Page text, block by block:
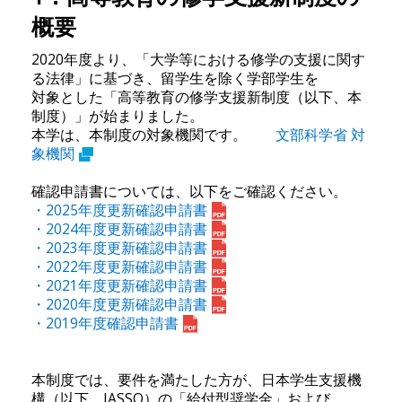
概要
2020年度より、「大学等における修学の支援に関す
る法律」に基づき、留学生を除く学部学生を
対象とした「高等教育の修学支援新制度（以下、本
制度）」が始まりました。
本学は、本制度の対象機関です。 文部科学省 対
象機関
確認申請書については、以下をご確認ください。
・2025年度更新確認申請書
・2024年度更新確認申請書
・2023年度更新確認申請書
・2022年度更新確認申請書
・2021年度更新確認申請書
・2020年度更新確認申請書
・2019年度確認申請書
本制度では、要件を満たした方が、日本学生支援機